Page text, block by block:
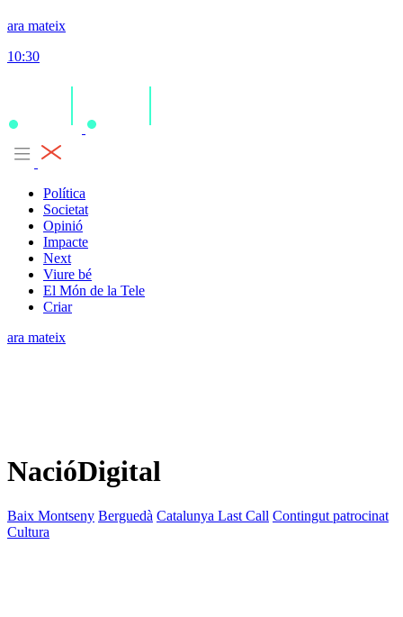
ara mateix
10:30
Política
Societat
Opinió
Impacte
Next
Viure bé
El Món de la Tele
Criar
ara mateix
NacióDigital
Baix Montseny Berguedà Catalunya Last Call Contingut patrocinat
Cultura